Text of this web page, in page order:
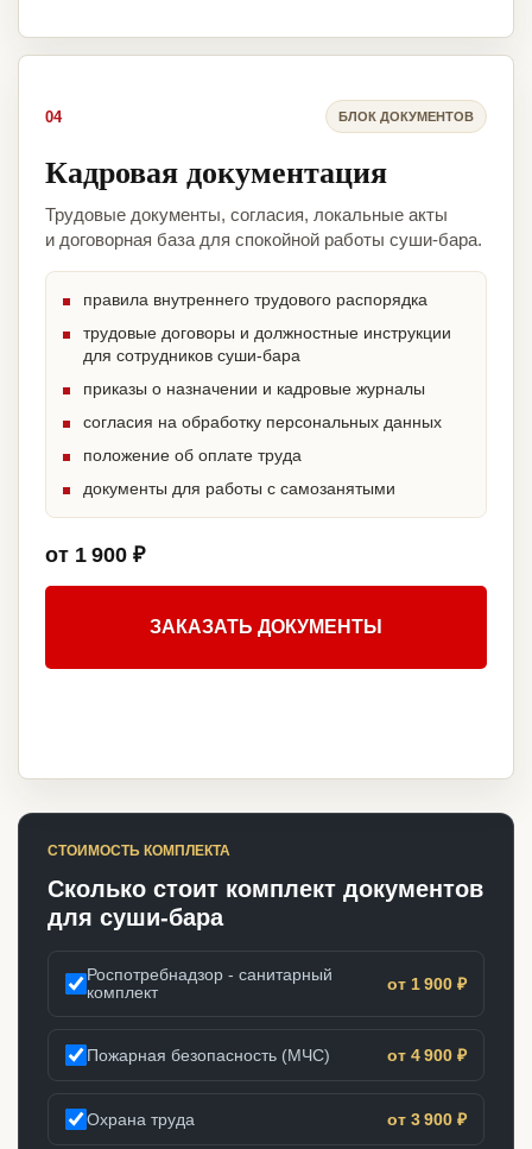
04 БЛОК ДОКУМЕНТОВ
Кадровая документация
Трудовые документы, согласия, локальные акты
и договорная база для спокойной работы суши-бара.
правила внутреннего трудового распорядка
трудовые договоры и должностные инструкции
для сотрудников суши-бара
приказы о назначении и кадровые журналы
согласия на обработку персональных данных
положение об оплате труда
документы для работы с самозанятыми
от 1 900 ₽
ЗАКАЗАТЬ ДОКУМЕНТЫ
СТОИМОСТЬ КОМПЛЕКТА
Сколько стоит комплект документов
для суши-бара
Роспотребнадзор - санитарный
комплект
от 1 900 ₽
Пожарная безопасность (МЧС) от 4 900 ₽
Охрана труда от 3 900 ₽